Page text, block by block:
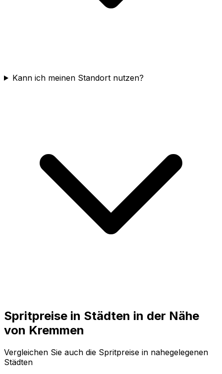
Kann ich meinen Standort nutzen?
Spritpreise in Städten in der Nähe
von Kremmen
Vergleichen Sie auch die Spritpreise in nahegelegenen
Städten